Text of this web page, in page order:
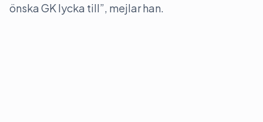
önska GK lycka till”, mejlar han.